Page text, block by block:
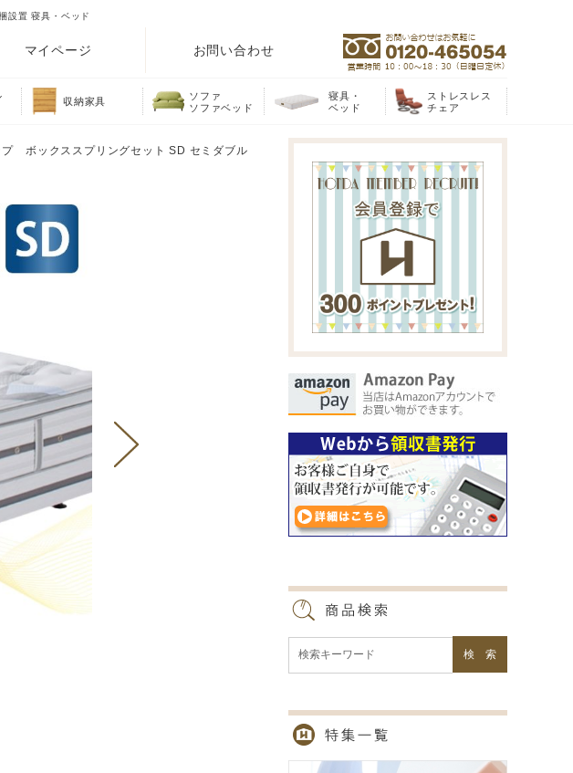
設置 寝具・ベッド
マイページ お問い合わせ
収納家具
ソファ
ソファベッド
寝具・
ベッド
ストレスレス
チェア
ボックススプリングセット SD セミダブル